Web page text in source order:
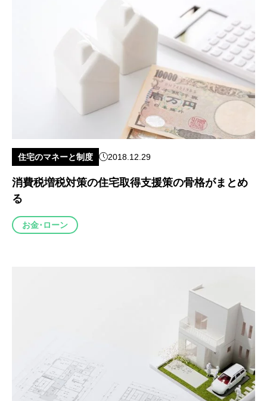
住宅のマネーと制度 2018.12.29
消費税増税対策の住宅取得支援策の骨格がまとめ
る
お金･ローン